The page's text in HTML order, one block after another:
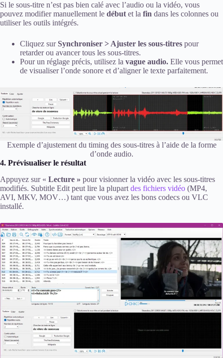
Si le sous-titre n’est pas bien calé avec l’audio ou la vidéo, vous
pouvez modifier manuellement le début et la fin dans les colonnes ou
utiliser les outils intégrés.
Cliquez surSynchroniser > Ajuster les sous-titres pour
retarder ou avancer tous les sous-titres.
Pour un réglage précis, utilisez la vague audio. Elle vous permet
de visualiser l’onde sonore et d’aligner le texte parfaitement.
Exemple d’ajustement du timing des sous-titres à l’aide de la forme
d’onde audio.
4. Prévisualiser le résultat
Appuyez sur « Lecture » pour visionner la vidéo avec les sous-titres
modifiés. Subtitle Edit peut lire la plupart des fichiers vidéo (MP4,
AVI, MKV, MOV…) tant que vous avez les bons codecs ou VLC
installé.